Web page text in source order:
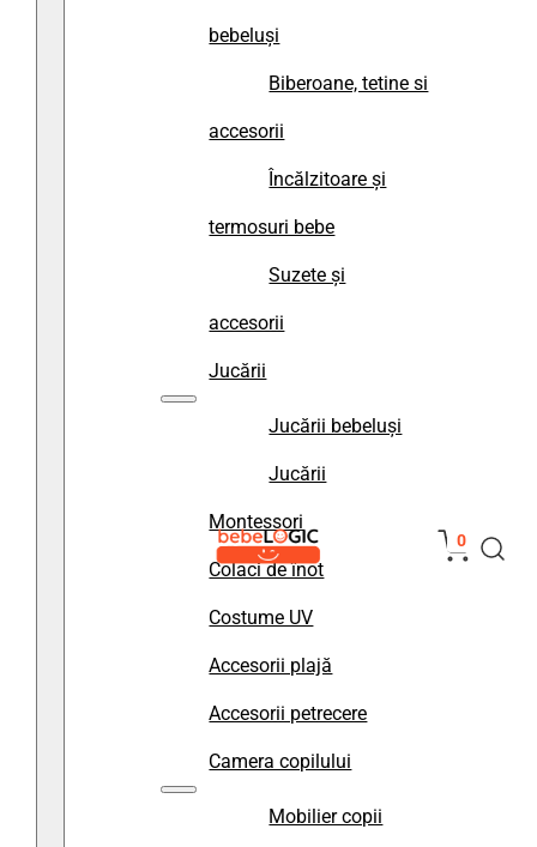
bebeluși
Biberoane, tetine si
accesorii
Încălzitoare și
termosuri bebe
Suzete și
accesorii
Jucării
Jucării bebeluși
Jucării
Montessori
Colaci de înot
Costume UV
Accesorii plajă
Accesorii petrecere
Camera copilului
Mobilier copii
0